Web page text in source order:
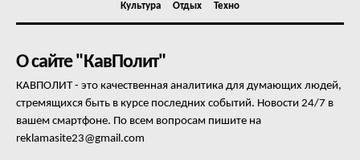
Культура
Отдых Техно
О сайте "КавПолит"
КАВПОЛИТ - это качественная аналитика для думающих людей,
стремящихся быть в курсе последних событий. Новости 24/7 в
вашем смартфоне. По всем вопросам пишите на
reklamasite23@gmail.com